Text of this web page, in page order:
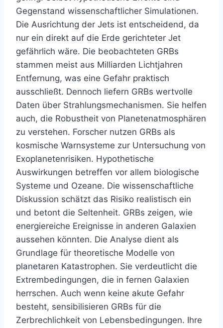
Gegenstand wissenschaftlicher Simulationen.
Die Ausrichtung der Jets ist entscheidend, da
nur ein direkt auf die Erde gerichteter Jet
gefährlich wäre. Die beobachteten GRBs
stammen meist aus Milliarden Lichtjahren
Entfernung, was eine Gefahr praktisch
ausschließt. Dennoch liefern GRBs wertvolle
Daten über Strahlungsmechanismen. Sie helfen
auch, die Robustheit von Planetenatmosphären
zu verstehen. Forscher nutzen GRBs als
kosmische Warnsysteme zur Untersuchung von
Exoplanetenrisiken. Hypothetische
Auswirkungen betreffen vor allem biologische
Systeme und Ozeane. Die wissenschaftliche
Diskussion schätzt das Risiko realistisch ein
und betont die Seltenheit. GRBs zeigen, wie
energiereiche Ereignisse in anderen Galaxien
aussehen könnten. Die Analyse dient als
Grundlage für theoretische Modelle von
planetaren Katastrophen. Sie verdeutlicht die
Extrembedingungen, die in fernen Galaxien
herrschen. Auch wenn keine akute Gefahr
besteht, sensibilisieren GRBs für die
Zerbrechlichkeit von Lebensbedingungen. Ihre